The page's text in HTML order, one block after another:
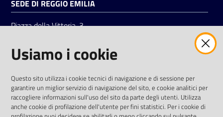
SEDE DI REGGIO EMILIA
Piazza della Vittoria, 3
Tel.0522 7961
LinkedinFacebookInstagram
Usiamo i cookie
Questo sito utilizza i cookie tecnici di navigazione e di sessione per
garantire un miglior servizio di navigazione del sito, e cookie analitici per
raccogliere informazioni sull'uso del sito da parte degli utenti. Utilizza
anche cookie di profilazione dell'utente per fini statistici. Per i cookie di